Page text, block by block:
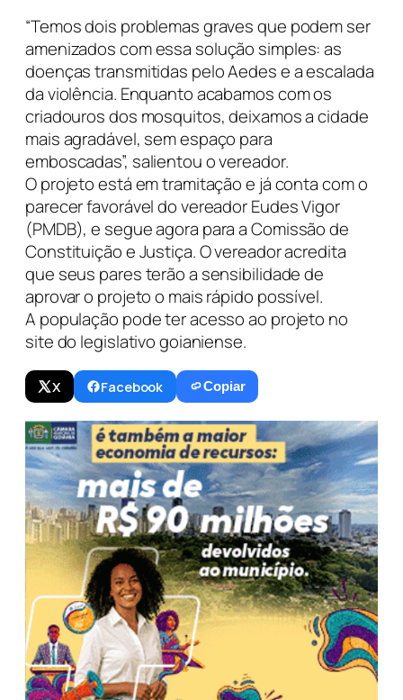
X Facebook Copiar
“Temos dois problemas graves que podem ser
amenizados com essa solução simples: as
doenças transmitidas pelo Aedes e a escalada
da violência. Enquanto acabamos com os
criadouros dos mosquitos, deixamos a cidade
mais agradável, sem espaço para
emboscadas”, salientou o vereador.
O projeto está em tramitação e já conta com o
parecer favorável do vereador Eudes Vigor
(PMDB), e segue agora para a Comissão de
Constituição e Justiça. O vereador acredita
que seus pares terão a sensibilidade de
aprovar o projeto o mais rápido possível.
A população pode ter acesso ao projeto no
site do legislativo goianiense.